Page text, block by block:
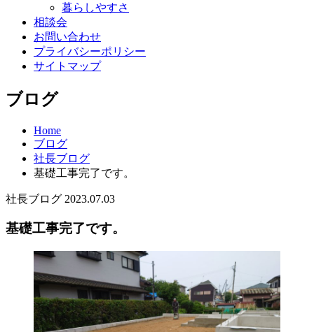
暮らしやすさ
相談会
お問い合わせ
プライバシーポリシー
サイトマップ
ブログ
Home
ブログ
社長ブログ
基礎工事完了です。
社長ブログ 2023.07.03
基礎工事完了です。